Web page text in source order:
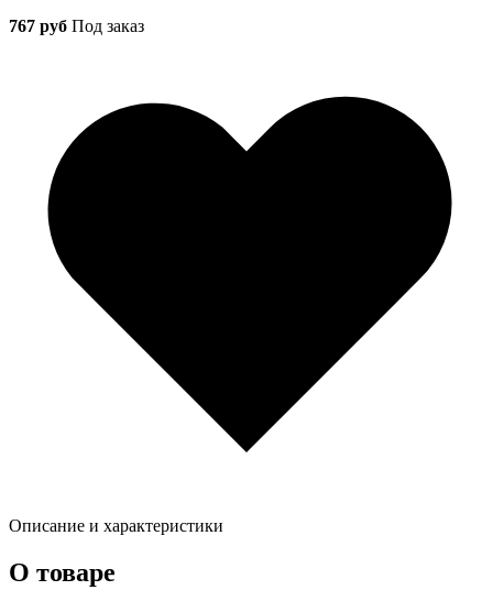
767 руб Под заказ
Описание и характеристики
О товаре